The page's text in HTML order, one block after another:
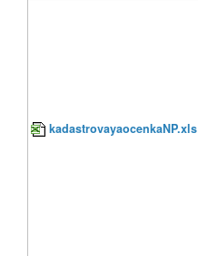
kadastrovayaocenkaNP.xls